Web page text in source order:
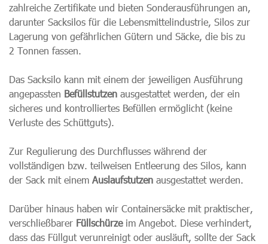
zahlreiche Zertifikate und bieten Sonderausführungen an,
darunter Sacksilos für die Lebensmittelindustrie, Silos zur
Lagerung von gefährlichen Gütern und Säcke, die bis zu
2 Tonnen fassen.
Das Sacksilo kann mit einem der jeweiligen Ausführung
angepassten Befüllstutzen ausgestattet werden, der ein
sicheres und kontrolliertes Befüllen ermöglicht (keine
Verluste des Schüttguts).
Zur Regulierung des Durchflusses während der
vollständigen bzw. teilweisen Entleerung des Silos, kann
der Sack mit einem Auslaufstutzen ausgestattet werden.
Darüber hinaus haben wir Containersäcke mit praktischer,
verschließbarer Füllschürze im Angebot. Diese verhindert,
dass das Füllgut verunreinigt oder ausläuft, sollte der Sack